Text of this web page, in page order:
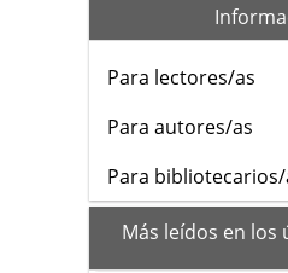
Para lectores/as
Para autores/as
Para bibliotecarios/
mas_vistos
Más leídos en los